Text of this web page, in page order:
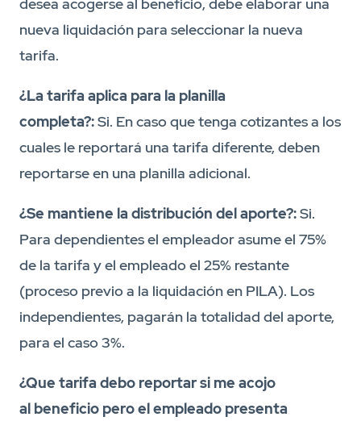
desea acogerse al beneficio, debe elaborar una
nueva liquidación para seleccionar la nueva
tarifa.
¿La tarifa aplica para la planilla
completa?:Si. En caso que tenga cotizantes a los
cuales le reportará una tarifa diferente, deben
reportarse en una planilla adicional.
¿Se mantiene la distribución del aporte?:Si.
Para dependientes el empleador asume el 75%
de la tarifa y el empleado el 25% restante
(proceso previo a la liquidación en PILA). Los
independientes, pagarán la totalidad del aporte,
para el caso 3%.
¿Que tarifa debo reportar si me acojo
al beneficio pero el empleado presenta